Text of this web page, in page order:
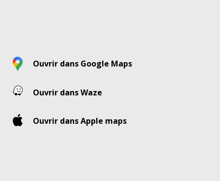
Ouvrir dans Google Maps
Ouvrir dans Waze
Ouvrir dans Apple maps